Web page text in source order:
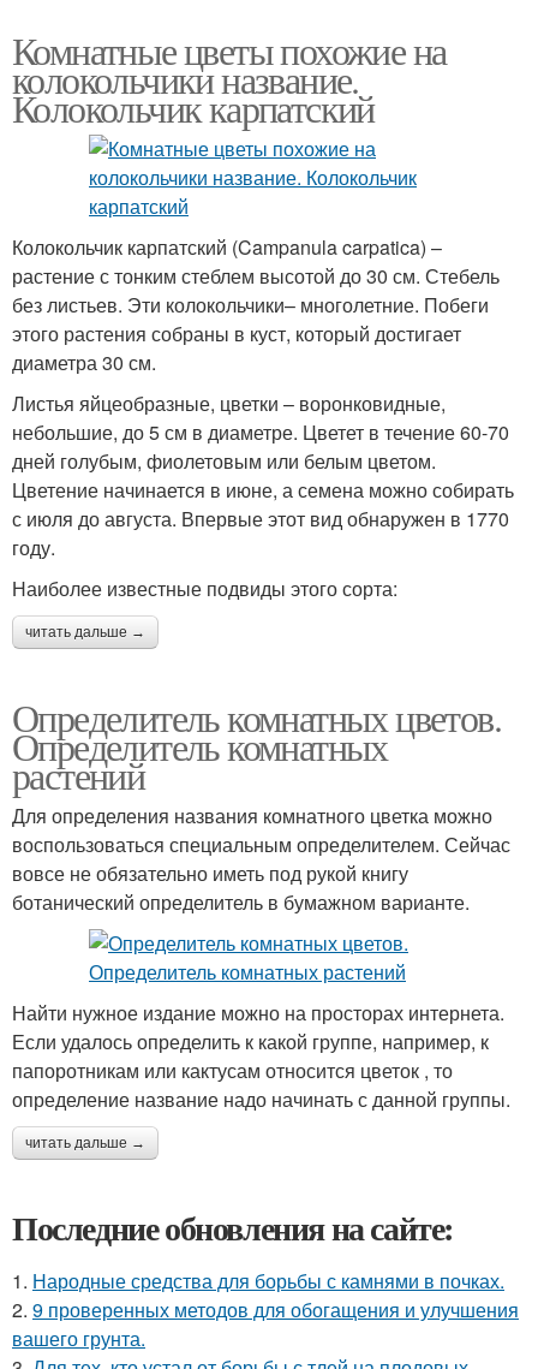
Комнатные цветы похожие на
колокольчики название.
Колокольчик карпатский
Колокольчик карпатский (Campanula carpatica) –
растение с тонким стеблем высотой до 30 см. Стебель
без листьев. Эти колокольчики– многолетние. Побеги
этого растения собраны в куст, который достигает
диаметра 30 см.
Листья яйцеобразные, цветки – воронковидные,
небольшие, до 5 см в диаметре. Цветет в течение 60-70
дней голубым, фиолетовым или белым цветом.
Цветение начинается в июне, а семена можно собирать
с июля до августа. Впервые этот вид обнаружен в 1770
году.
Наиболее известные подвиды этого сорта:
читать дальше →
Определитель комнатных цветов.
Определитель комнатных
растений
Для определения названия комнатного цветка можно
воспользоваться специальным определителем. Сейчас
вовсе не обязательно иметь под рукой книгу
ботанический определитель в бумажном варианте.
Найти нужное издание можно на просторах интернета.
Если удалось определить к какой группе, например, к
папоротникам или кактусам относится цветок , то
определение название надо начинать с данной группы.
читать дальше →
Последние обновления на сайте:
1. Народные средства для борьбы с камнями в почках.
2. 9 проверенных методов для обогащения и улучшения
вашего грунта.